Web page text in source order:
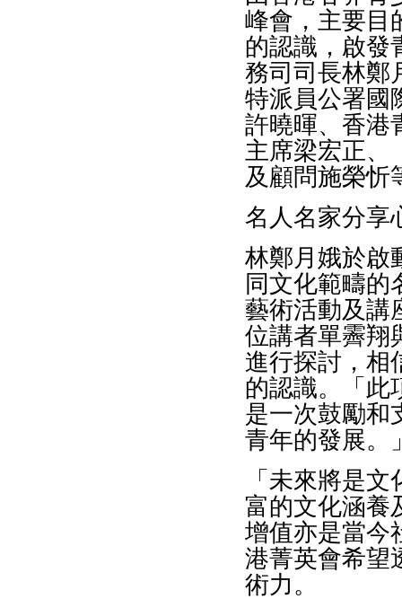
峰會，主要目
的認識，啟發
務司司長林鄭
特派員公署國
許曉暉、香港
主席梁宏正、
及顧問施榮忻
名人名家分享
林鄭月娥於啟
同文化範疇的
藝術活動及講
位講者單霽翔
進行探討，相
的認識。「此
是一次鼓勵和
青年的發展。
「未來將是
富的文化涵養
增值亦是當今
港菁英會希望
術力。